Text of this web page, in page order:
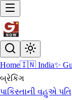
Home🇮🇳 India✨
બ્રેકિંગ
પાકિસ્તાની વહુએ